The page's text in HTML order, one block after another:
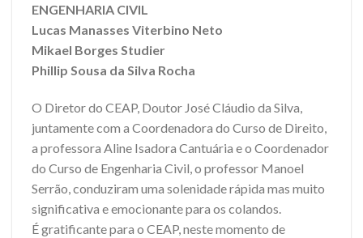
ENGENHARIA CIVIL
Lucas Manasses Viterbino Neto
Mikael Borges Studier
Phillip Sousa da Silva Rocha
O Diretor do CEAP, Doutor José Cláudio da Silva,
juntamente com a Coordenadora do Curso de Direito,
a professora Aline Isadora Cantuária e o Coordenador
do Curso de Engenharia Civil, o professor Manoel
Serrão, conduziram uma solenidade rápida mas muito
significativa e emocionante para os colandos.
É gratificante para o CEAP, neste momento de